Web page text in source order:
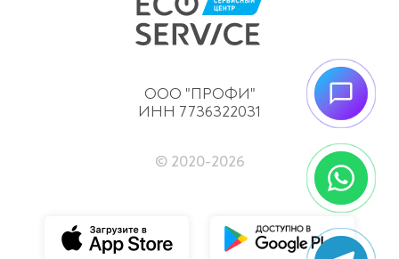
ООО "ПРОФИ"
ИНН 7736322031
© 2020-2026